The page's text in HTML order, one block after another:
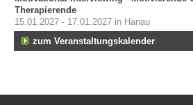
Therapierende
15.01.2027 - 17.01.2027 in Hanau
zum Veranstaltungskalender